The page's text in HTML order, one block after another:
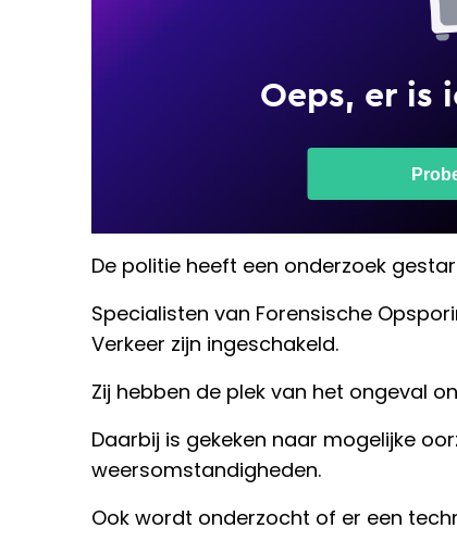
De politie heeft een onderzoek
Specialisten van Forensische
Verkeer zijn ingeschakeld.
Zij hebben de plek van het ongeval
Daarbij is gekeken naar mogelijke
weersomstandigheden.
Ook wordt onderzocht of er een